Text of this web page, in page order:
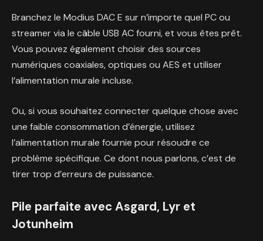
Branchez le Modius DAC E sur n’importe quel PC ou
streamer via le câble USB AC fourni, et vous êtes prêt.
Vous pouvez également choisir des sources
numériques coaxiales, optiques ou AES et utiliser
l’alimentation murale incluse.
Ou, si vous souhaitez connecter quelque chose avec
une faible consommation d’énergie, utilisez
l’alimentation murale fournie pour résoudre ce
problème spécifique. Ce dont nous parlons, c’est de
tirer trop d’erreurs de puissance.
Pile parfaite avec Asgard, Lyr et
Jotunheim